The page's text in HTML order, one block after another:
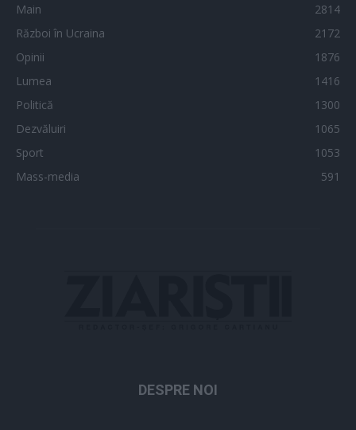
Main
2814
Război în Ucraina
2172
Opinii
1876
Lumea
1416
Politică
1300
Dezvăluiri
1065
Sport
1053
Mass-media
591
DESPRE NOI